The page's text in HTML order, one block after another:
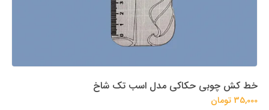
خط کش چوبی حکاکی مدل اسب تک شاخ
35,000 تومان